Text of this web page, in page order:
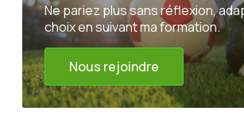
Ne pariez plus sans réflexion,
choix en suivant ma formation.
Nous rejoindre